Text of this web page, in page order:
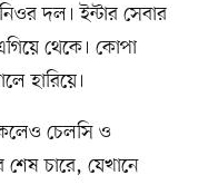
দল। ইন্টার সেবার
থেকে। কোপা
হারিয়ে।
চেলসি ও
চারে, যেখানে